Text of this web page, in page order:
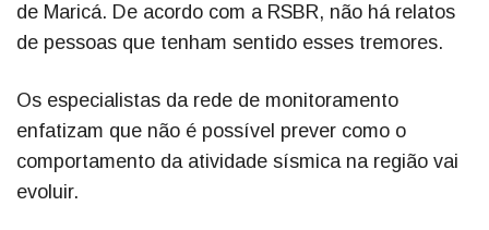
de Maricá. De acordo com a RSBR, não há relatos
de pessoas que tenham sentido esses tremores.
Os especialistas da rede de monitoramento
enfatizam que não é possível prever como o
comportamento da atividade sísmica na região vai
evoluir.